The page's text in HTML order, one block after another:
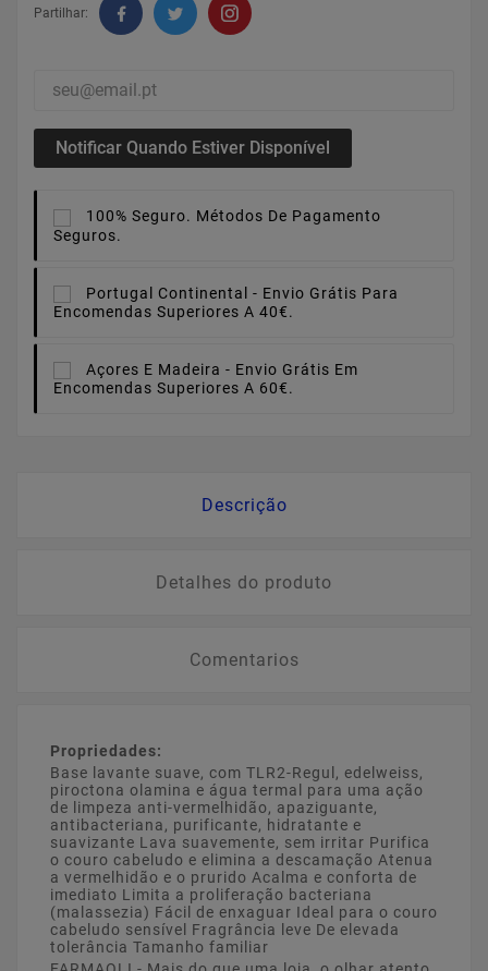
Partilhar:
Notificar Quando Estiver Disponível
100% Seguro. Métodos De Pagamento
Seguros.
Portugal Continental - Envio Grátis Para
Encomendas Superiores A 40€.
Açores E Madeira - Envio Grátis Em
Encomendas Superiores A 60€.
Descrição
Detalhes do produto
Comentarios
Propriedades:
Base lavante suave, com TLR2-Regul, edelweiss,
piroctona olamina e água termal para uma ação
de limpeza anti-vermelhidão, apaziguante,
antibacteriana, purificante, hidratante e
suavizante Lava suavemente, sem irritar Purifica
o couro cabeludo e elimina a descamação Atenua
a vermelhidão e o prurido Acalma e conforta de
imediato Limita a proliferação bacteriana
(malassezia) Fácil de enxaguar Ideal para o couro
cabeludo sensível Fragrância leve De elevada
tolerância Tamanho familiar